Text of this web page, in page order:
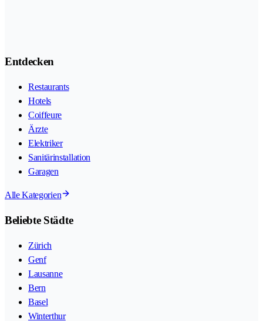
Entdecken
Restaurants
Hotels
Coiffeure
Ärzte
Elektriker
Sanitärinstallation
Garagen
Alle Kategorien
Beliebte Städte
Zürich
Genf
Lausanne
Bern
Basel
Winterthur